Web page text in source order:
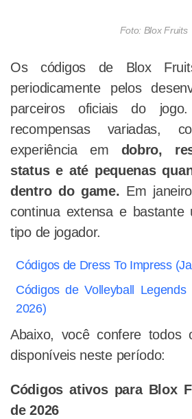
Foto: Blox Fruits
Os códigos de Blox
periodicamente pelos
parceiros oficiais do
recompensas variadas,
experiência em dobro,
status e até pequenas
dentro do game. Em
continua extensa e bastante
tipo de jogador.
Códigos de Dress To Impress
Códigos de Volleyball
2026)
Abaixo, você confere todos
disponíveis neste período:
Códigos ativos para Blox
de 2026